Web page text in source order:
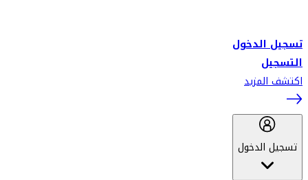
تسجيل الدخول
التسجيل
اكتشف المزيد
تسجيل الدخول